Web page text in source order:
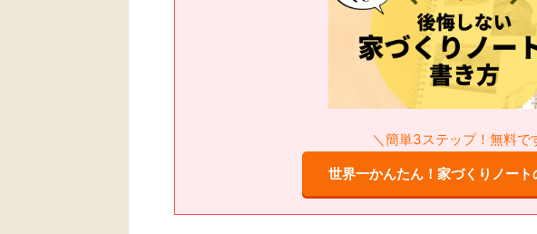
＼簡単3ステップ！無料で
世界一かんたん！家づくりノート